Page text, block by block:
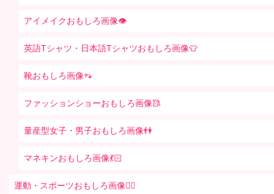
アイメイクおもしろ画像👁
英語Tシャツ・日本語Tシャツおもしろ画像👕
靴おもしろ画像👡
ファッションショーおもしろ画像🥻
量産型女子・男子おもしろ画像👫
マネキンおもしろ画像💃🏻
運動・スポーツおもしろ画像🏃‍♂️